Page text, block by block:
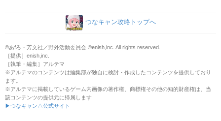
つなキャン攻略トップへ
©あfろ・芳文社／野外活動委員会 ©enish,inc. All rights reserved.
［提供］enish,inc.
［執筆・編集］アルテマ
※アルテマのコンテンツは編集部が独自に検討・作成したコンテンツを提供しており
ます。
※アルテマに掲載しているゲーム内画像の著作権、商標権その他の知的財産権は、当
該コンテンツの提供元に帰属します
▶つなキャン△公式サイト